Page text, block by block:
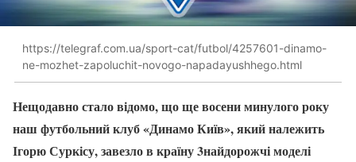
https://telegraf.com.ua/sport-cat/futbol/4257601-dinamo-
ne-mozhet-zapoluchit-novogo-napadayushhego.html
Нещодавно стало відомо, що ще восени минулого року
наш футбольний клуб «Динамо Київ», який належить
Ігорю Суркісу, завезло в країну 3найдорожчі моделі